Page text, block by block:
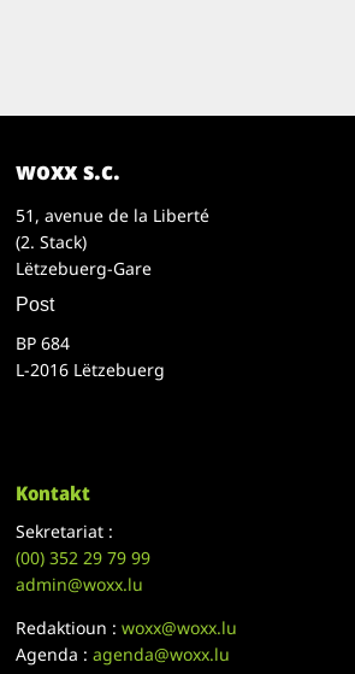
woxx s.c.
51, avenue de la Liberté
(2. Stack)
Lëtzebuerg-Gare
Post
BP 684
L-2016 Lëtzebuerg
Kontakt
Sekretariat :
(00)352 29 79 99
admin@woxx.lu
Redaktioun :woxx@woxx.lu
Agenda :agenda@woxx.lu